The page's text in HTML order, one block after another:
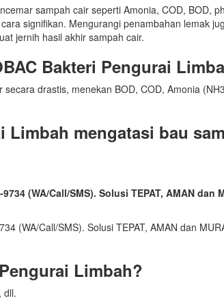
sampah cair seperti Amonia, COD, BOD,
signifikan. Mengurangi penambahan lemak
jernih hasil akhir sampah cair.
Bakteri Pengurai
drastis, menekan BOD, COD, Amonia
Limbah mengatasi bau
(WA/Call/SMS). Solusi TEPAT, AMAN dan
Limbah?
dll.